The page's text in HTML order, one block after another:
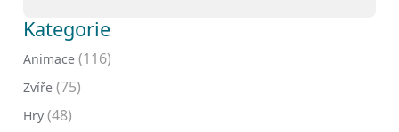
Kategorie
Animace (116)
Zvíře (75)
Hry (48)